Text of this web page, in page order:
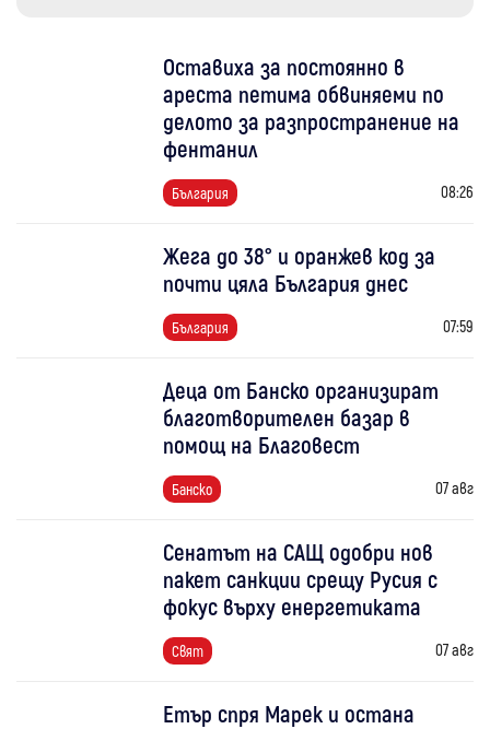
Оставиха за постоянно в
ареста петима обвиняеми по
делото за разпространение на
фентанил
България 08:26
Жега до 38° и оранжев код за
почти цяла България днес
България 07:59
Деца от Банско организират
благотворителен базар в
помощ на Благовест
Банско 07 авг
Сенатът на САЩ одобри нов
пакет санкции срещу Русия с
фокус върху енергетиката
Свят 07 авг
Етър спря Марек и остана